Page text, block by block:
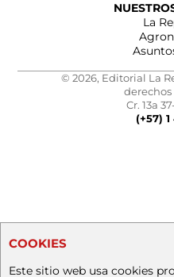
La
© 2026, Editorial La
derechos
Cr. 13a
(+57)
COOKIES
Este sitio web usa cookies